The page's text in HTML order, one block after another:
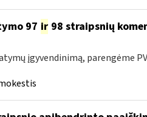
97 ir98 straipsnių
įgyvendinimą, parengėme